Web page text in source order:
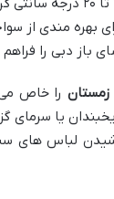
شب ها بین ۱۶ تا ۲۰
بهره مندی از
باز دبی را
را خاص می
یا سرمای
لباس های